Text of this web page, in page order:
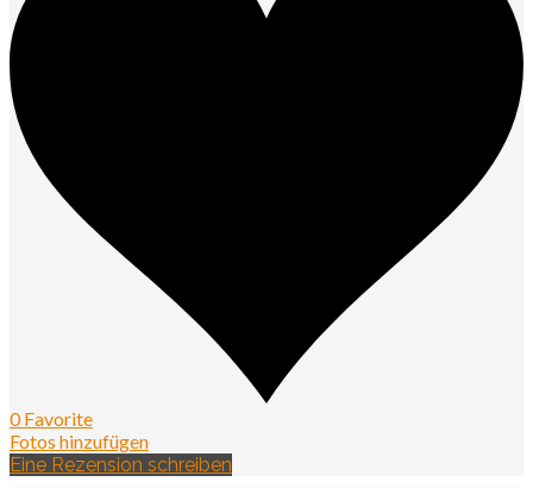
0 Favorite
Fotos hinzufügen
Eine Rezension schreiben